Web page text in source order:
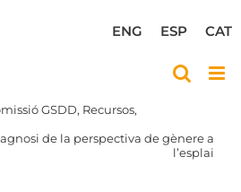
CAT
ESP
ENG
GSDD Recursos
de la perspectiva de gènere a
l’esplai